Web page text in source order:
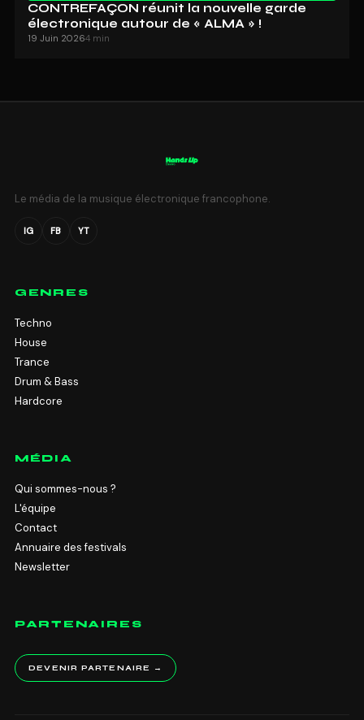
CONTREFAÇON réunit la nouvelle garde
électronique autour de « ALMA » !
19 Juin 20264 min
Le média de la musique électronique francophone.
IG FB YT
GENRES
Techno
House
Trance
Drum & Bass
Hardcore
MÉDIA
Qui sommes-nous ?
L'équipe
Contact
Annuaire des festivals
Newsletter
PARTENAIRES
DEVENIR PARTENAIRE →